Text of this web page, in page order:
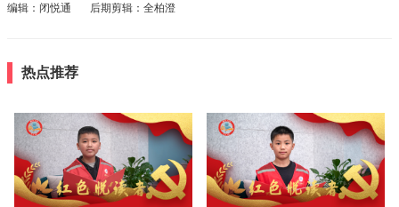
编辑：闭悦通 后期剪辑：全柏澄
热点推荐